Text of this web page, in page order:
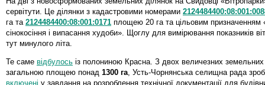
сервітути. Це ділянки з кадастровими номерами
га та 2124484400:08:001:0171 площею 20 га та цільовим призначенням
сінокосіння і випасання худоби». Щоглу для вимірювання показників
тут минулого літа.
Те саме відбулось із полониною Красна. З двох величезних земельних
загальною площею понад 1300 га , Усть-Чорнянська селищна рада
включені у завдання на розроблення технічної документації для